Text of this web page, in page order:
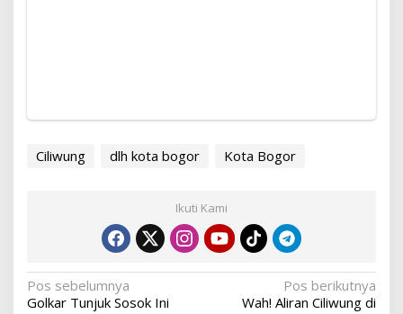
Ciliwung dlh kota bogor Kota Bogor
Ikuti Kami
Navigasi
Pos sebelumnya
Golkar Tunjuk Sosok Ini
Pos berikutnya
Wah! Aliran Ciliwung di